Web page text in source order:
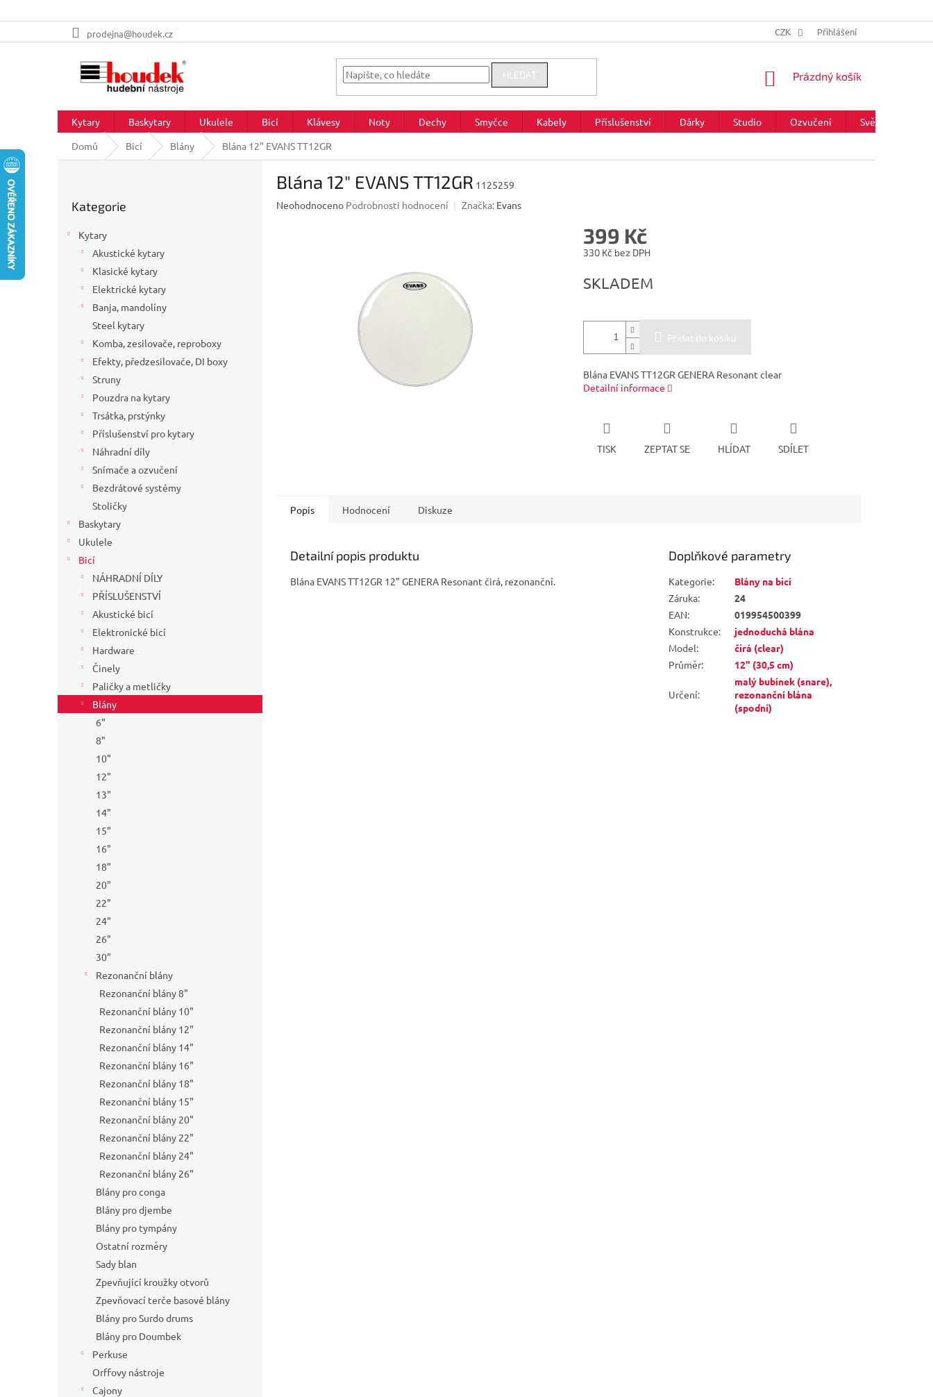
na
prodejna@houdek.cz CZK Přihlášení
HLEDAT
NÁKUPNÍ
Prázdný košík
Kytary Baskytary Ukulele Bicí Klávesy Noty Dechy Smyčce Kabely Příslušenství Dárky Studio Ozvučení Světla
Domů
Bicí Blány Blána 12" EVANS TT12GR
kategorie
Kategorie
Kytary
Akustické kytary
Klasické kytary
Elektrické kytary
Banja, mandolíny
Steel kytary
Komba, zesilovače, reproboxy
Efekty, předzesilovače, DI boxy
Struny
Pouzdra na kytary
Trsátka, prstýnky
Příslušenství pro kytary
Náhradní díly
Snímače a ozvučení
Bezdrátové systémy
Stoličky
Baskytary
Ukulele
Bicí
NÁHRADNÍ DÍLY
PŘÍSLUŠENSTVÍ
Akustické bicí
Elektronické bicí
Hardware
Činely
Paličky a metličky
Blány
6"
8"
10"
12"
13"
14"
15"
16"
18"
20"
22"
24"
26"
30"
Rezonanční blány
Rezonanční blány 8"
Rezonanční blány 10"
Rezonanční blány 12"
Rezonanční blány 14"
Rezonanční blány 16"
Rezonanční blány 18"
Rezonanční blány 15"
Rezonanční blány 20"
Rezonanční blány 22"
Rezonanční blány 24"
Rezonanční blány 26"
Blány pro conga
Blány pro djembe
Blány pro tympány
Ostatní rozměry
Sady blan
Zpevňující kroužky otvorů
Zpevňovací terče basové blány
Blány pro Surdo drums
Blány pro Doumbek
Perkuse
Orffovy nástroje
Cajony
Blána 12" EVANS TT12GR 1125259
Průměrné
Neohodnoceno Podrobnosti hodnocení Značka: Evans
399 Kč
330 Kč bez DPH
cena:
SKLADEM
Přidat do košíku
Blána EVANS TT12GR GENERA Resonant clear
Detailní informace
TISK ZEPTAT SE HLÍDAT SDÍLET
Popis Hodnocení Diskuze
Detailní popis produktu
Blána EVANS TT12GR 12" GENERA Resonant čirá, rezonanční.
Doplňkové parametry
Kategorie:
Blány na bicí
Záruka:
24
EAN:
019954500399
Konstrukce:
jednoduchá blána
Model:
čirá (clear)
Průměr: 12" (30,5 cm)
Určení:
malý bubínek (snare),
rezonanční blána
(spodní)